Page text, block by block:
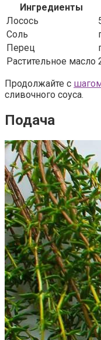
Ингредиенты
Лосось
Соль
Перец
Растительное масло
Продолжайте с
сливочного соуса.
Подача